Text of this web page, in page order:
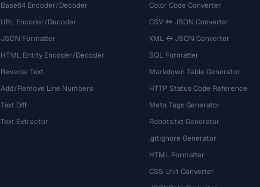
Base64 Encoder/Decoder
URL Encoder/Decoder
JSON Formatter
HTML Entity Encoder/Decoder
Reverse Text
Add/Remove Line Numbers
Text Diff
Text Extractor
Color Code Converter
CSV ↔ JSON Converter
XML ↔ JSON Converter
SQL Formatter
Markdown Table Generator
HTTP Status Code Reference
Meta Tags Generator
Robots.txt Generator
.gitignore Generator
HTML Formatter
CSS Unit Converter